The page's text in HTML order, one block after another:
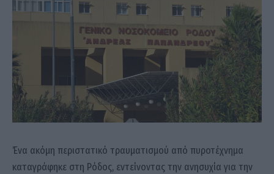
Ένα ακόμη περιστατικό τραυματισμού από πυροτέχνημα
καταγράφηκε στη Ρόδος, εντείνοντας την ανησυχία για την